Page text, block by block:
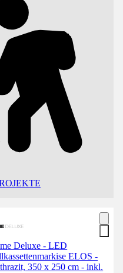
Deluxe - LED
ELOS -
350 x 250 cm - inkl.